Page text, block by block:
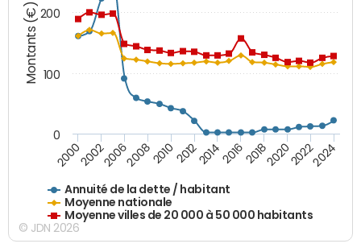
Montants (€)
Annuité de la dette / habitant
Moyenne nationale
Moyenne villes de 20 000 à 50 000 habitants
200020022006200820102012201420162018202020222024
0
100
200
© JDN 2026